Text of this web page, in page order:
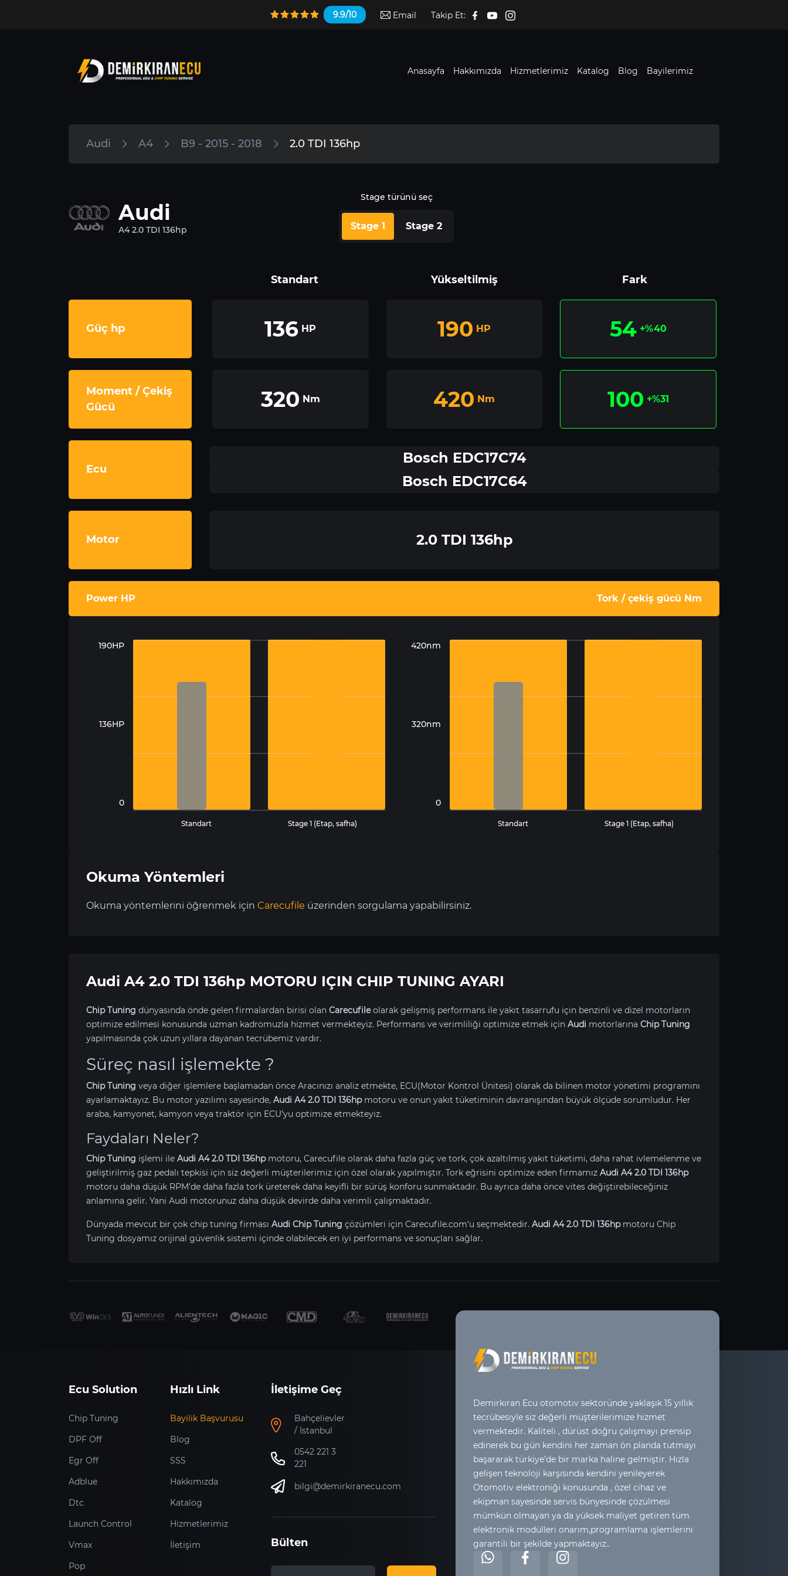
9.9/10 Email Takip Et:
Anasayfa Hakkımızda Hizmetlerimiz Katalog Blog Bayilerimiz
Audi A4 B9 - 2015 - 2018 2.0 TDI 136hp
Audi
A4 2.0 TDI 136hp
Stage türünü seç
Stage 1 Stage 2
Standart Yükseltilmiş Fark
Güç hp 136 HP 190 HP 54 +%40
Moment / Çekiş
Gücü
320 Nm 420 Nm 100 +%31
Ecu
Bosch EDC17C74
Bosch EDC17C64
Motor 2.0 TDI 136hp
Power HP Tork / çekiş gücü Nm
190HP
136HP
0
Standart Stage 1 (Etap, safha)
420nm
320nm
0
Standart Stage 1 (Etap, safha)
Okuma Yöntemleri
Okuma yöntemlerini öğrenmek için Carecufile üzerinden sorgulama yapabilirsiniz.
Audi A4 2.0 TDI 136hp MOTORU IÇIN CHIP TUNING AYARI
Chip Tuning dünyasında önde gelen firmalardan birisi olan Carecufileolarak gelişmiş performans ile yakıt tasarrufu için benzinli ve dizel motorların
optimize edilmesi konusunda uzman kadromuzla hizmet vermekteyiz. Performans ve verimliliği optimize etmek için Audi motorlarına Chip Tuning
yapılmasında çok uzun yıllara dayanan tecrübemiz vardır.
Süreç nasıl işlemekte ?
Chip Tuning veya diğer işlemlere başlamadan önce Aracınızı analiz etmekte, ECU(Motor Kontrol Ünitesi) olarak da bilinen motor yönetimi programını
ayarlamaktayız. Bu motor yazılımı sayesinde, Audi A4 2.0 TDI 136hpmotoru ve onun yakıt tüketiminin davranışından büyük ölçüde sorumludur. Her
araba, kamyonet, kamyon veya traktör için ECU’yu optimize etmekteyiz.
Faydaları Neler?
Chip Tuning işlemi ile Audi A4 2.0 TDI 136hpmotoru, Carecufile olarak daha fazla güç ve tork, çok azaltılmış yakıt tüketimi, daha rahat ivlemelenme ve
geliştirilmiş gaz pedalı tepkisi için siz değerli müşterilerimiz için özel olarak yapılmıştır. Tork eğrisini optimize eden firmamız Audi A4 2.0 TDI 136hp
motoru daha düşük RPM’de daha fazla tork üreterek daha keyifli bir sürüş konforu sunmaktadır. Bu ayrıca daha önce vites değiştirebileceğiniz
anlamına gelir. Yani Audi motorunuz daha düşük devirde daha verimli çalışmaktadır.
Dünyada mevcut bir çok chip tuning firması Audi Chip Tuning çözümleri için Carecufile.com’u seçmektedir. Audi A4 2.0 TDI 136hpmotoru Chip
Tuning dosyamız orijinal güvenlik sistemi içinde olabilecek en iyi performans ve sonuçları sağlar.
Ecu Solution
Chip Tuning
DPF Off
Egr Off
Adblue
Dtc
Launch Control
Vmax
Pop
Hızlı Link
Bayilik Başvurusu
Blog
SSS
Hakkımızda
Katalog
Hizmetlerimiz
İletişim
İletişime Geç
Bahçelievler
/ İstanbul
0542 221 3
221
bilgi@demirkiranecu.com
Bülten
Demirkıran Ecu otomotiv sektoründe yaklaşık 15 yıllık
tecrübesiyle siz değerli müşterilerimize hizmet
vermektedir. Kaliteli , dürüst doğru çalışmayı prensip
edinerek bu gün kendini her zaman ön planda tutmayı
başararak türkiye’de bir marka haline gelmiştir. Hızla
gelişen teknoloji karşısında kendini yenileyerek
Otomotiv elektroniği konusunda , özel cihaz ve
ekipman sayesinde servis bünyesinde çözülmesi
mümkün olmayan ya da yüksek maliyet getiren tüm
elektronik modülleri onarım,programlama işlemlerini
garantili bir şekilde yapmaktayız..